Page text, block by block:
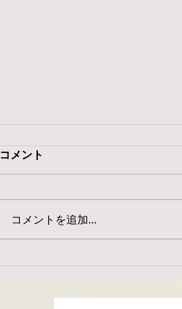
【最新】Opoty加圧トレーニ
Opoty加圧トレーニングサロン
は、東京都豊島区南大塚2-39-10
エヴァーグリーン大塚501にござ
コメント
コメントを追加…